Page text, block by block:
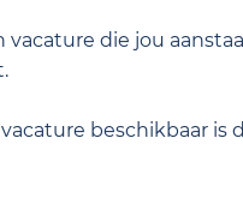
vacature die jou
beschikbaar is